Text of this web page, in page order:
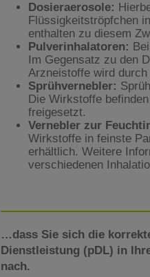
Dosieraerosole:
Flüssigkeitströpfchen
enthalten zu diesem
Pulverinhalatoren:
Im Gegensatz zu den
Arzneistoffe wird
Sprühvernebler:
Die Wirkstoffe
freigesetzt.
Vernebler zur
Wirkstoffe in feinste
erhältlich. Weitere
verschiedenen
…dass Sie sich die
Dienstleistung (pDL) in
nach.